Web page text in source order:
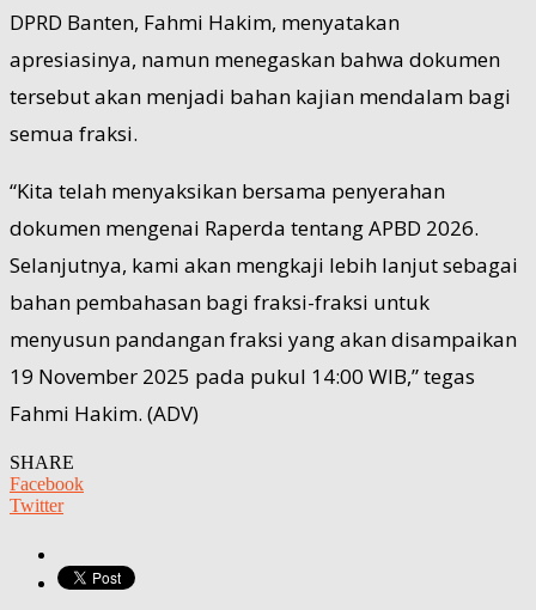
DPRD Banten, Fahmi Hakim, menyatakan
apresiasinya, namun menegaskan bahwa dokumen
tersebut akan menjadi bahan kajian mendalam bagi
semua fraksi.
“Kita telah menyaksikan bersama penyerahan
dokumen mengenai Raperda tentang APBD 2026.
Selanjutnya, kami akan mengkaji lebih lanjut sebagai
bahan pembahasan bagi fraksi-fraksi untuk
menyusun pandangan fraksi yang akan disampaikan
19 November 2025 pada pukul 14:00 WIB,” tegas
Fahmi Hakim. (ADV)
SHARE
Facebook
Twitter